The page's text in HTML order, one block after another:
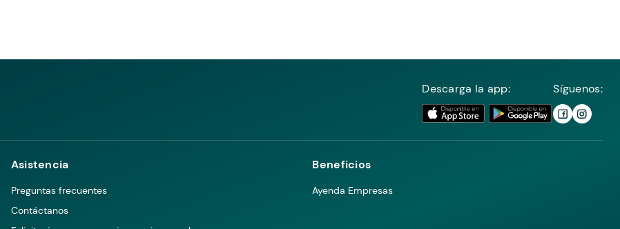
Descarga la app: Síguenos:
Asistencia
Preguntas frecuentes
Contáctanos
Beneficios
Ayenda Empresas